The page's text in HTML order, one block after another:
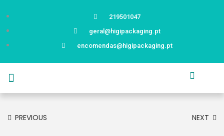
219501047
geral@higipackaging.pt
encomendas@higipackaging.pt
PREVIOUS NEXT